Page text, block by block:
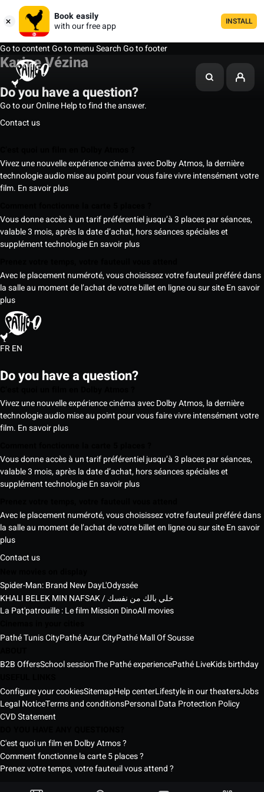
Book easily
with our free app
INSTALL
Go to contentGo to menuSearchGo to footer
Karine Vézina
Do you have a question?
Go to our Online Help to find the answer.
Contact us
Vivez une nouvelle expérience cinéma avec Dolby Atmos, la dernière
technologie audio mise au point pour vous faire vivre intensément votre
film. En savoir plus
Vous donne accès à un tarif préférentiel jusqu’à 3 places par séances,
valable 3 mois, après la date d’achat, hors séances spéciales et
supplément technologieEn savoir plus
Avec le placement numéroté, vous choisissez votre fauteuil préféré dans
la salle au moment de l’achat de votre billet en ligne ou sur siteEn savoir
plus
FREN
Do you have a question?
Vivez une nouvelle expérience cinéma avec Dolby Atmos, la dernière
technologie audio mise au point pour vous faire vivre intensément votre
film. En savoir plus
Vous donne accès à un tarif préférentiel jusqu’à 3 places par séances,
valable 3 mois, après la date d’achat, hors séances spéciales et
supplément technologieEn savoir plus
Avec le placement numéroté, vous choisissez votre fauteuil préféré dans
la salle au moment de l’achat de votre billet en ligne ou sur siteEn savoir
plus
Contact us
Spider-Man: Brand New DayL'Odyssée
KHALI BELEK MIN NAFSAK / خلي بالك من نفسك
La Pat'patrouille : Le film Mission DinoAll movies
Pathé Tunis CityPathé Azur CityPathé Mall Of Sousse
B2B OffersSchool sessionThe Pathé experiencePathé LiveKids birthday
Configure your cookiesSitemapHelp centerLifestyle in our theatersJobs
Legal NoticeTerms and conditionsPersonal Data Protection Policy
CVD Statement
C'est quoi un film en Dolby Atmos ?
Comment fonctionne la carte 5 places ?
Prenez votre temps, votre fauteuil vous attend ?